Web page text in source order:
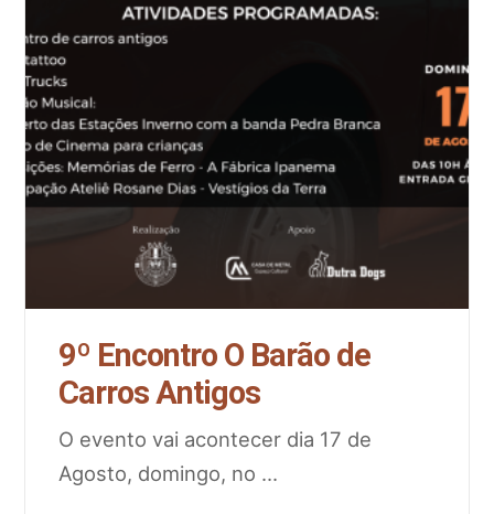
9º Encontro O Barão de
Carros Antigos
O evento vai acontecer dia 17 de
Agosto, domingo, no ...